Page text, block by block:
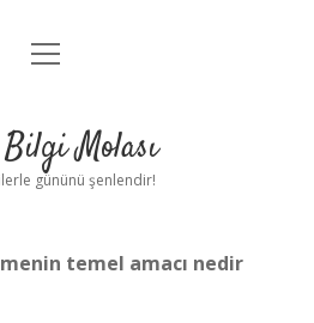
Anasayfa
Uyarı
menüyü
Bilgi Molası
gününü şenlendir!
temel amacı nedir